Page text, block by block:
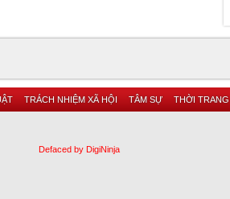
TRÁCH NHIỆM XÃ HỘI TÂM SỰ THỜI TRANG
Defaced by DigiNinja